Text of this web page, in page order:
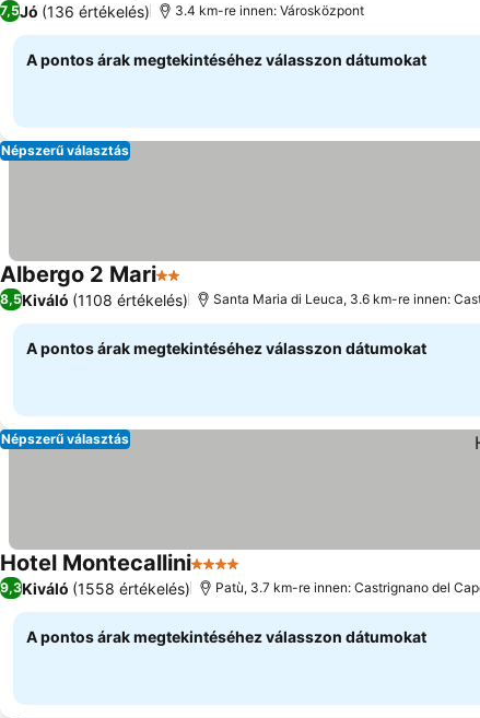
7,5Jó (136 értékelés) 3.4 km-re innen: Városközpont
A pontos árak megtekintéséhez válasszon dátumokat
Népszerű választás
Albergo 2 Mari2 Kategória
8,5Kiváló (1108 értékelés) Santa Maria di Leuca, 3.6 km-re innen:
A pontos árak megtekintéséhez válasszon dátumokat
Népszerű választás
Hotel Montecallini4 Kategória
9,3Kiváló (1558 értékelés) Patù, 3.7 km-re innen: Castrignano del
A pontos árak megtekintéséhez válasszon dátumokat